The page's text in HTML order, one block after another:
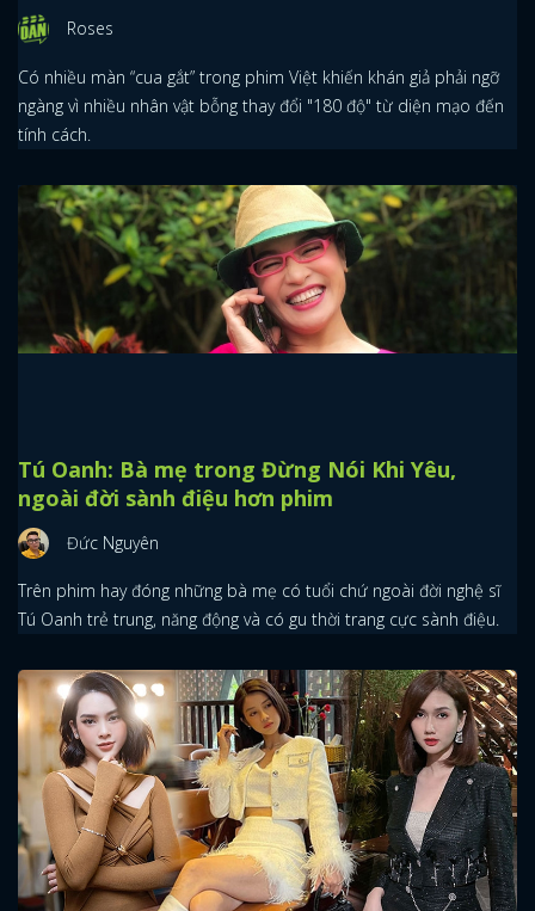
Roses
Có nhiều màn “cua gắt” trong phim Việt khiến khán giả phải ngỡ
ngàng vì nhiều nhân vật bỗng thay đổi "180 độ" từ diện mạo đến
tính cách.
Tú Oanh: Bà mẹ trong Đừng Nói Khi Yêu,
ngoài đời sành điệu hơn phim
Đức Nguyên
Trên phim hay đóng những bà mẹ có tuổi chứ ngoài đời nghệ sĩ
Tú Oanh trẻ trung, năng động và có gu thời trang cực sành điệu.